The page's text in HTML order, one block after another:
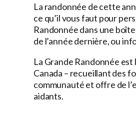
La randonnée de cette
ce qu’il vous faut pour
Randonnée dans une
de l’année dernière, ou
La Grande Randonnée
Canada – recueillant des
communauté et offre de
aidants.